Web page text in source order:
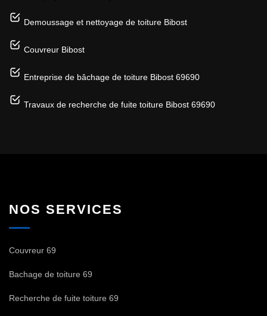
Demoussage et nettoyage de toiture Bibost
Couvreur Bibost
Entreprise de bâchage de toiture Bibost 69690
Travaux de recherche de fuite toiture Bibost 69690
NOS SERVICES
Couvreur 69
Bachage de toiture 69
Recherche de fuite toiture 69